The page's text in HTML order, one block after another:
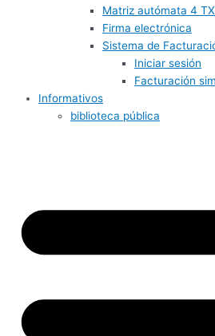
Matriz autómata 4
Firma electrónica
Sistema de
Iniciar sesión
Facturación
Informativos
biblioteca pública